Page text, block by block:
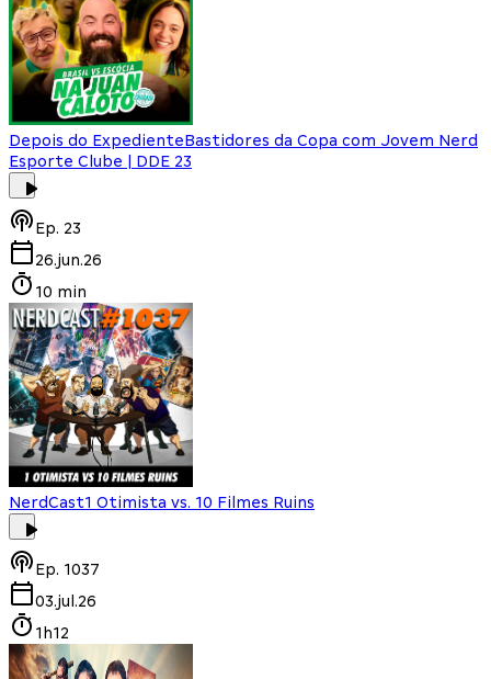
Depois do ExpedienteBastidores da Copa com Jovem Nerd
Esporte Clube | DDE 23
Ep. 23
26.jun.26
10 min
NerdCast1 Otimista vs. 10 Filmes Ruins
Ep. 1037
03.jul.26
1h12